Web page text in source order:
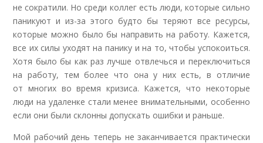
не сократили. Но среди коллег есть люди, которые сильно
паникуют и из-за этого будто бы теряют все ресурсы,
которые можно было бы направить на работу. Кажется,
все их силы уходят на панику и на то, чтобы успокоиться.
Хотя было бы как раз лучше отвлечься и переключиться
на работу, тем более что она у них есть, в отличие
от многих во время кризиса. Кажется, что некоторые
люди на удаленке стали менее внимательными, особенно
если они были склонны допускать ошибки и раньше.
Мой рабочий день теперь не заканчивается практически